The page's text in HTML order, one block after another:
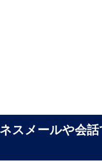
スメールや会